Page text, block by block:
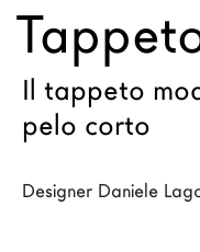
Language
Il tappeto
pelo corto
Designer Daniele